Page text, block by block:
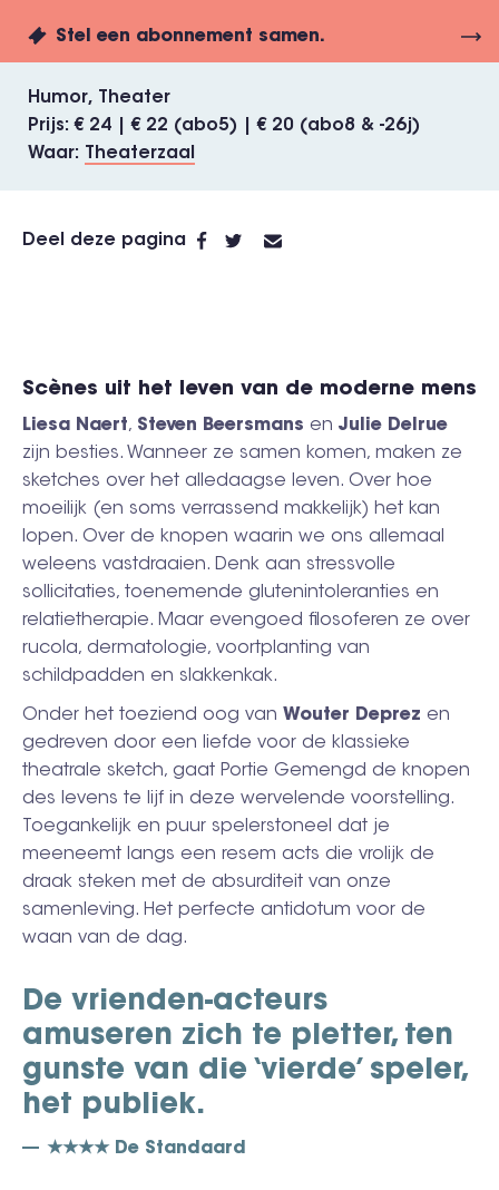
Stel een abonnement samen.
Humor
Theater
Prijs
€ 24 | € 22 (abo5) | € 20 (abo8 & -26j)
Waar
Theaterzaal
Deel deze pagina
Scènes uit het leven van de moderne mens
Liesa Naert, Steven Beersmans en Julie Delrue
zijn besties. Wanneer ze samen komen, maken ze
sketches over het alledaagse leven. Over hoe
moeilijk (en soms verrassend makkelijk) het kan
lopen. Over de knopen waarin we ons allemaal
weleens vastdraaien. Denk aan stressvolle
sollicitaties, toenemende glutenintoleranties en
relatietherapie. Maar evengoed filosoferen ze over
rucola, dermatologie, voortplanting van
schildpadden en slakkenkak.
Onder het toeziend oog van Wouter Deprez en
gedreven door een liefde voor de klassieke
theatrale sketch, gaat Portie Gemengd de knopen
des levens te lijf in deze wervelende voorstelling.
Toegankelijk en puur spelerstoneel dat je
meeneemt langs een resem acts die vrolijk de
draak steken met de absurditeit van onze
samenleving. Het perfecte antidotum voor de
waan van de dag.
De vrienden-acteurs
amuseren zich te pletter, ten
gunste van die ‘vierde’ speler,
het publiek.
★★★★ De Standaard